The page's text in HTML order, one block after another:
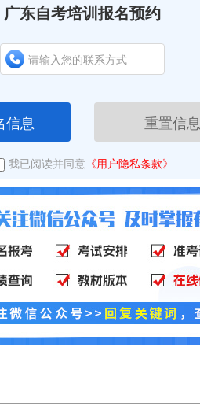
广东自考培训报名预约
信息 重置信息
我已阅读并同意 《用户隐私条款》